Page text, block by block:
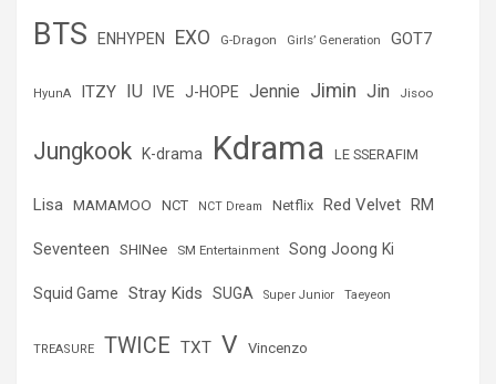
BTS ENHYPEN EXO G-Dragon Girls’ Generation GOT7
HyunA ITZY IU IVE J-HOPE Jennie Jimin Jin Jisoo
Jungkook K-drama Kdrama LE SSERAFIM
Lisa MAMAMOO NCT NCT Dream Netflix Red Velvet RM
Seventeen SHINee SM Entertainment Song Joong Ki
Squid Game Stray Kids SUGA Super Junior Taeyeon
TREASURE TWICE TXT V Vincenzo